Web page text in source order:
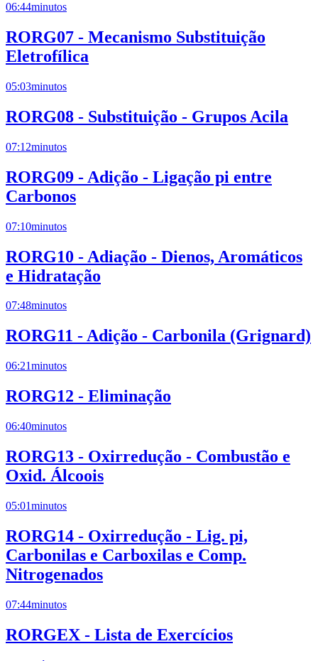
06:44minutos
RORG07 - Mecanismo Substituição
Eletrofílica
05:03minutos
RORG08 - Substituição - Grupos Acila
07:12minutos
RORG09 - Adição - Ligação pi entre
Carbonos
07:10minutos
RORG10 - Adiação - Dienos, Aromáticos
e Hidratação
07:48minutos
RORG11 - Adição - Carbonila (Grignard)
06:21minutos
RORG12 - Eliminação
06:40minutos
RORG13 - Oxirredução - Combustão e
Oxid. Álcoois
05:01minutos
RORG14 - Oxirredução - Lig. pi,
Carbonilas e Carboxilas e Comp.
Nitrogenados
07:44minutos
RORGEX - Lista de Exercícios